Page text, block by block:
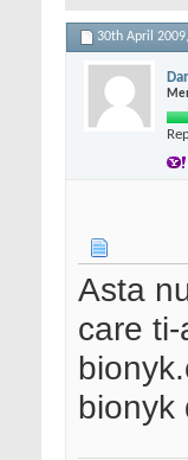
30th April 2009,
Asta
care
bionyk